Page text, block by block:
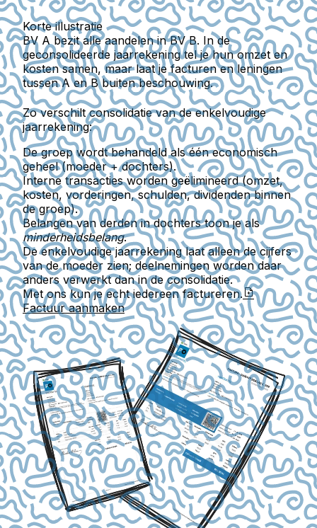
Korte illustratie
BV A bezit alle aandelen in BV B. In de
geconsolideerde jaarrekening tel je hun omzet en
kosten samen, maar laat je facturen en leningen
tussen A en B buiten beschouwing.
Zo verschilt consolidatie van de enkelvoudige
jaarrekening:
De groep wordt behandeld als één economisch
geheel (moeder + dochters).
Interne transacties worden geëlimineerd (omzet,
kosten, vorderingen, schulden, dividenden binnen
de groep).
Belangen van derden in dochters toon je als
minderheidsbelang.
De enkelvoudige jaarrekening laat alleen de cijfers
van de moeder zien; deelnemingen worden daar
anders verwerkt dan in de consolidatie.
Met ons kun je echt iedereen factureren.
Factuur aanmaken